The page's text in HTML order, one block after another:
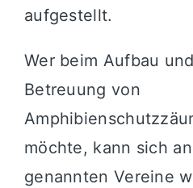
aufgestellt.
Wer beim Aufbau
Betreuung von
möchte, kann sich
genannten Vereine